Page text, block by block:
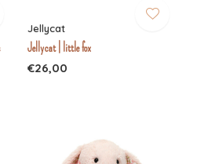
Jellycat
Jellycat | little fox
€26,00